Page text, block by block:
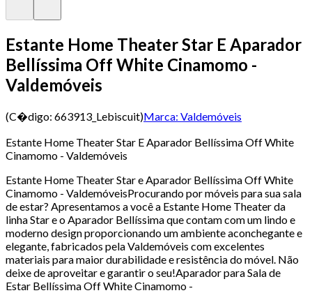
Estante Home Theater Star E Aparador
Bellíssima Off White Cinamomo -
Valdemóveis
(C�digo: 663913_Lebiscuit)Marca: Valdemóveis
Estante Home Theater Star E Aparador Bellíssima Off White
Cinamomo - Valdemóveis
Estante Home Theater Star e Aparador Bellíssima Off White
Cinamomo - ValdemóveisProcurando por móveis para sua sala
de estar? Apresentamos a você a Estante Home Theater da
linha Star e o Aparador Bellíssima que contam com um lindo e
moderno design proporcionando um ambiente aconchegante e
elegante, fabricados pela Valdemóveis com excelentes
materiais para maior durabilidade e resistência do móvel. Não
deixe de aproveitar e garantir o seu!Aparador para Sala de
Estar Bellíssima Off White Cinamomo -